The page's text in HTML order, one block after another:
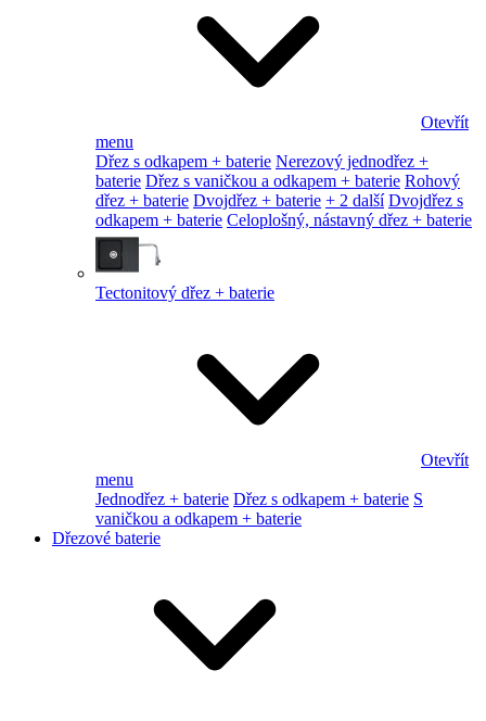
Otevřít
menu
Dřez s odkapem + baterie Nerezový jednodřez +
baterie Dřez s vaničkou a odkapem + baterie Rohový
dřez + baterie Dvojdřez + baterie + 2 další Dvojdřez s
odkapem + baterie Celoplošný, nástavný dřez + baterie
Tectonitový dřez + baterie
Otevřít
menu
Jednodřez + baterie Dřez s odkapem + baterie S
vaničkou a odkapem + baterie
Dřezové baterie